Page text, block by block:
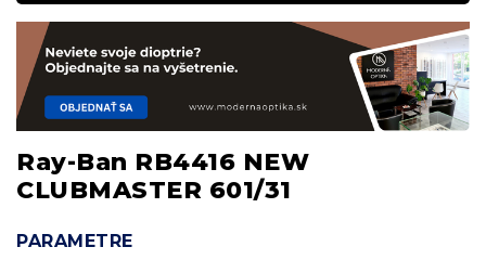
Ray-Ban RB4416 NEW
CLUBMASTER 601/31
PARAMETRE